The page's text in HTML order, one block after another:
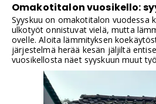
Omakotitalon vuosikello:
Syyskuu on omakotitalon vuodessa
ulkotyöt onnistuvat vielä, mutta
ovelle. Aloita lämmityksen
järjestelmä herää kesän jäljiltä
vuosikellosta näet syyskuun muut
vuoksi kannattaa varata
kevään korjauksia valmistelet jo nyt.